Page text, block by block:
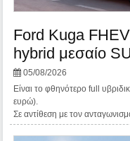
Ford Kuga
hybrid μεσαίο
05/08/2026
Είναι το φθηνότερο full
ευρώ).
Σε αντίθεση με τον